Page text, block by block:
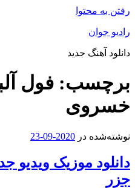
رفتن به محتوا
رادیو جوان
دانلود آهنگ جدید
برچسب: فول
خسروی
نوشته‌شده در 2020-09-23
دانلود موزیک
جزر